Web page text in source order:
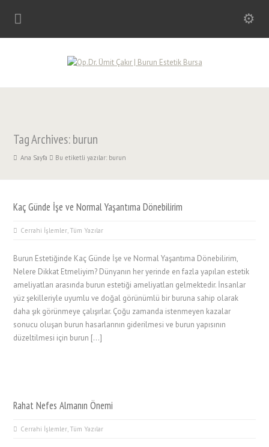
Tag Archives: burun
Ana Sayfa Bu etiketli yazılar: burun
Kaç Günde İşe ve Normal Yaşantıma Dönebilirim
Cerrahi İşlemler, Tüm Yazılar
Burun Estetiğinde Kaç Günde İşe ve Normal Yaşantıma Dönebilirim,
Nelere Dikkat Etmeliyim? Dünyanın her yerinde en fazla yapılan estetik
ameliyatları arasında burun estetiği ameliyatları gelmektedir. İnsanlar
yüz şekilleriyle uyumlu ve doğal görünümlü bir buruna sahip olarak
daha şık görünmeye çalışırlar. Çoğu zamanda istenmeyen kazalar
sonucu oluşan burun hasarlarının giderilmesi ve burun yapısının
düzeltilmesi için burun […]
Rahat Nefes Almanın Önemi
Cerrahi İşlemler, Tüm Yazılar